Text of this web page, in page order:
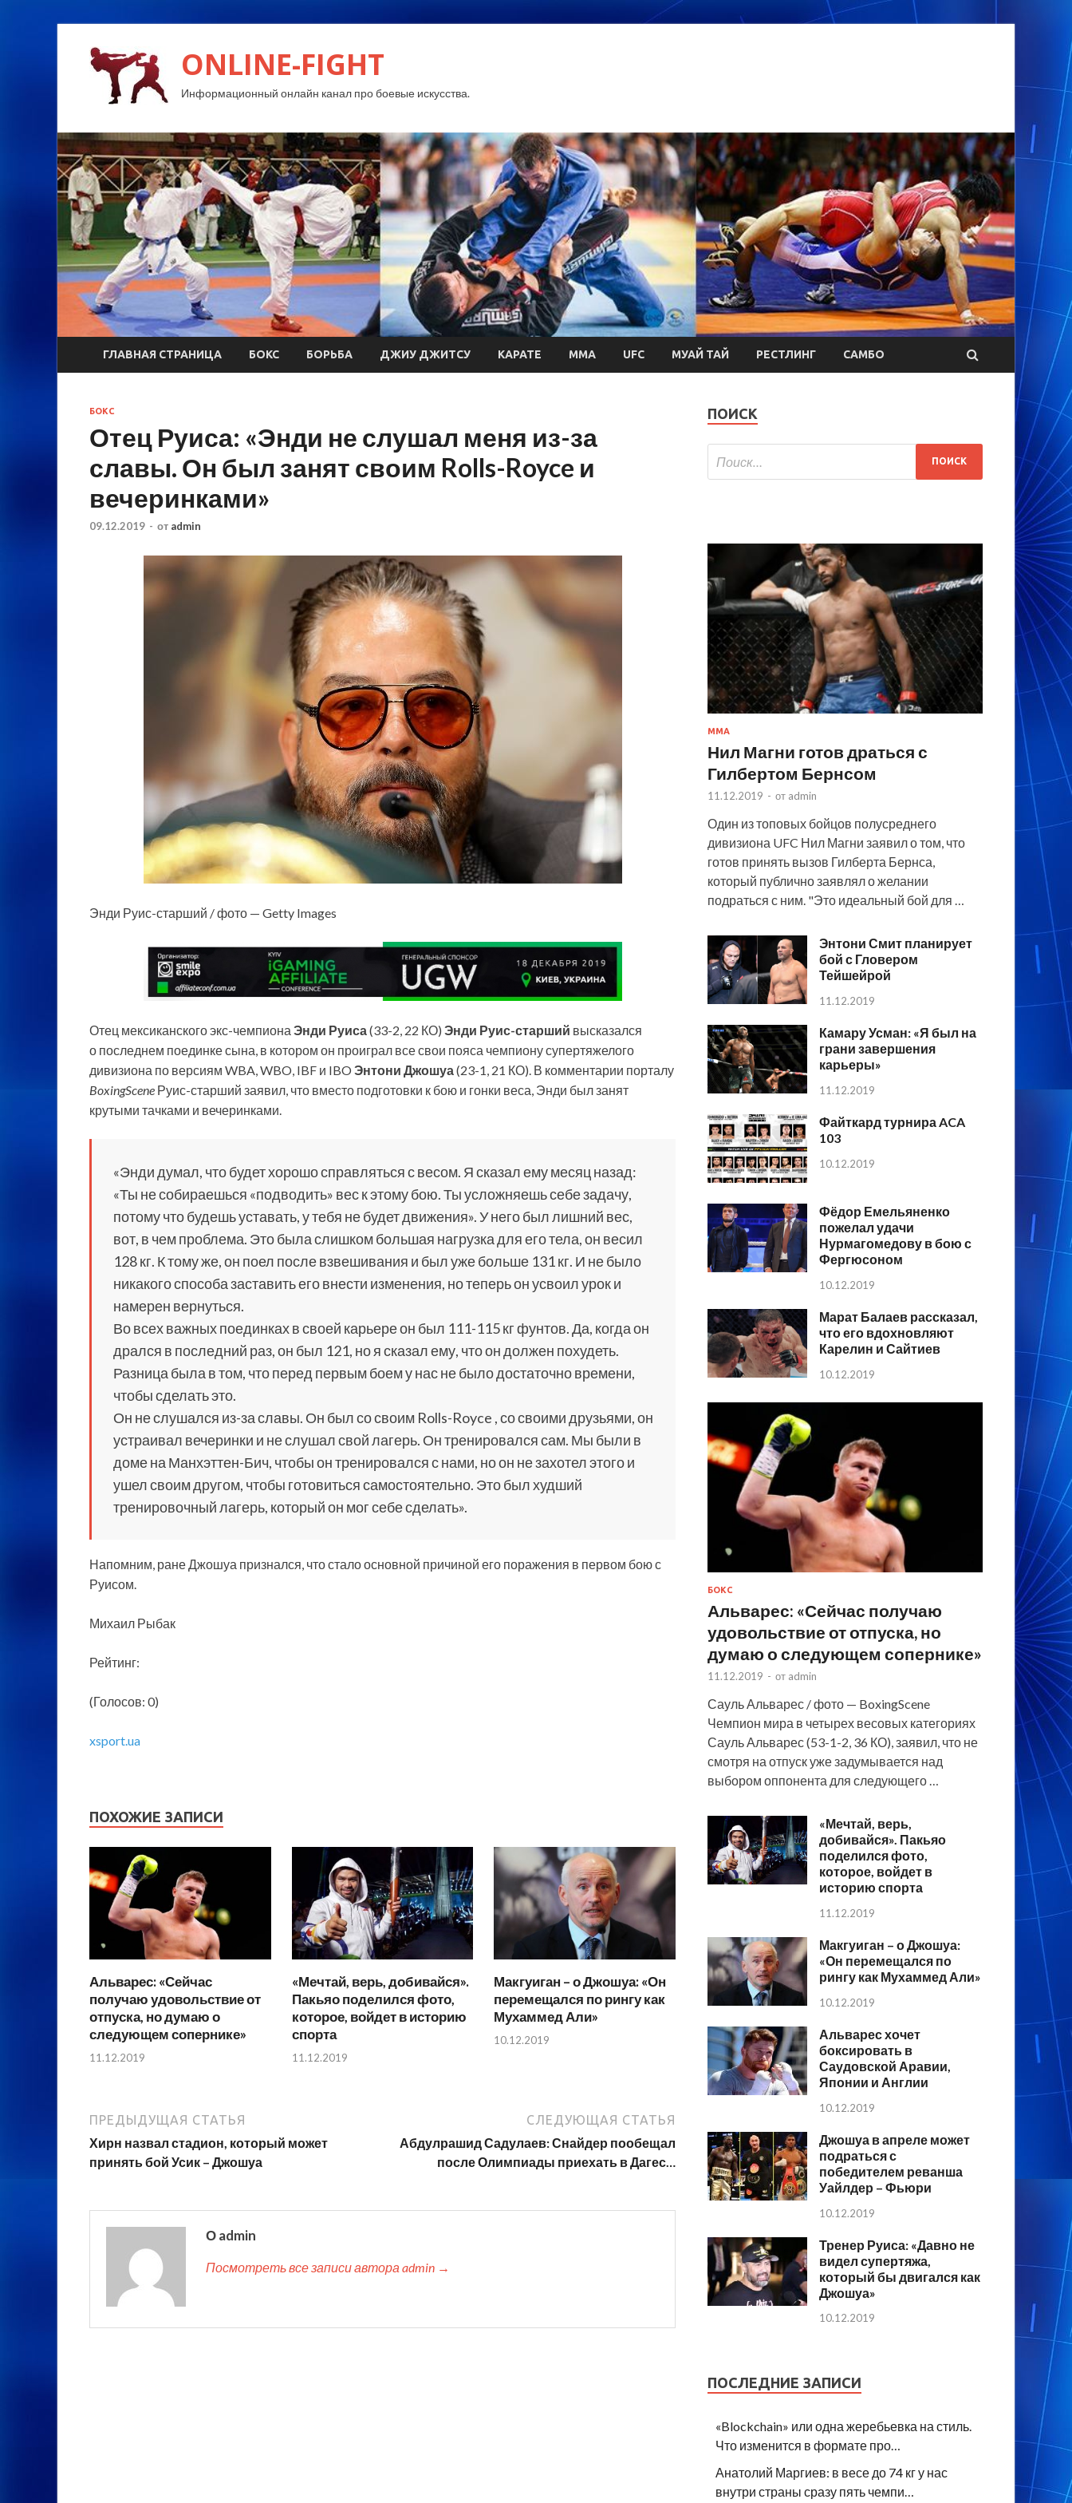
ONLINE-FIGHT
Информационный онлайн канал про боевые искусства.
ГЛАВНАЯ СТРАНИЦА БОКС БОРЬБА ДЖИУ ДЖИТСУ КАРАТЕ MMA UFC МУАЙ ТАЙ РЕСТЛИНГ САМБО
БОКС
Отец Руиса: «Энди не слушал меня из-за
славы. Он был занят своим Rolls-Royce и
вечеринками»
09.12.2019 - от admin
Энди Руис-старший / фото — Getty Images
Отец мексиканского экс-чемпиона Энди Руиса(33-2, 22 КО) Энди Руис-старший высказался
о последнем поединке сына, в котором он проиграл все свои пояса чемпиону супертяжелого
дивизиона по версиям WBA, WBO, IBF и IBO Энтони Джошуа(23-1, 21 КО). В комментарии порталу
BoxingScene Руис-старший заявил, что вместо подготовки к бою и гонки веса, Энди был занят
крутыми тачками и вечеринками.
«Энди думал, что будет хорошо справляться с весом. Я сказал ему месяц назад:
«Ты не собираешься «подводить» вес к этому бою. Ты усложняешь себе задачу,
потому что будешь уставать, у тебя не будет движения». У него был лишний вес,
вот, в чем проблема. Это была слишком большая нагрузка для его тела, он весил
128 кг. К тому же, он поел после взвешивания и был уже больше 131 кг. И не было
никакого способа заставить его внести изменения, но теперь он усвоил урок и
намерен вернуться.
Во всех важных поединках в своей карьере он был 111-115 кг фунтов. Да, когда он
дрался в последний раз, он был 121, но я сказал ему, что он должен похудеть.
Разница была в том, что перед первым боем у нас не было достаточно времени,
чтобы сделать это.
Он не слушался из-за славы. Он был со своим Rolls-Royce , со своими друзьями, он
устраивал вечеринки и не слушал свой лагерь. Он тренировался сам. Мы были в
доме на Манхэттен-Бич, чтобы он тренировался с нами, но он не захотел этого и
ушел своим другом, чтобы готовиться самостоятельно. Это был худший
тренировочный лагерь, который он мог себе сделать».
Напомним, ране Джошуа признался, что стало основной причиной его поражения в первом бою с
Руисом.
Михаил Рыбак
Рейтинг:
(Голосов: 0)
xsport.ua
ПОХОЖИЕ ЗАПИСИ
Альварес: «Сейчас
получаю удовольствие от
отпуска, но думаю о
следующем сопернике»
11.12.2019
«Мечтай, верь, добивайся».
Пакьяо поделился фото,
которое, войдет в историю
спорта
11.12.2019
Макгуиган – о Джошуа: «Он
перемещался по рингу как
Мухаммед Али»
10.12.2019
ПРЕДЫДУЩАЯ СТАТЬЯ
Хирн назвал стадион, который может
принять бой Усик – Джошуа
СЛЕДУЮЩАЯ СТАТЬЯ
Абдулрашид Садулаев: Снайдер пообещал
после Олимпиады приехать в Дагес…
О admin
Посмотреть все записи автора admin →
ПОИСК
MMA
Нил Магни готов драться с
Гилбертом Бернсом
11.12.2019 - от admin
Один из топовых бойцов полусреднего
дивизиона UFC Нил Магни заявил о том, что
готов принять вызов Гилберта Бернса,
который публично заявлял о желании
подраться с ним. "Это идеальный бой для …
Энтони Смит планирует
бой с Гловером
Тейшейрой
11.12.2019
Камару Усман: «Я был на
грани завершения
карьеры»
11.12.2019
Файткард турнира ACA
103
10.12.2019
Фёдор Емельяненко
пожелал удачи
Нурмагомедову в бою с
Фергюсоном
10.12.2019
Марат Балаев рассказал,
что его вдохновляют
Карелин и Сайтиев
10.12.2019
БОКС
Альварес: «Сейчас получаю
удовольствие от отпуска, но
думаю о следующем сопернике»
11.12.2019 - от admin
Сауль Альварес / фото — BoxingScene
Чемпион мира в четырех весовых категориях
Сауль Альварес (53-1-2, 36 КО), заявил, что не
смотря на отпуск уже задумывается над
выбором оппонента для следующего …
«Мечтай, верь,
добивайся». Пакьяо
поделился фото,
которое, войдет в
историю спорта
11.12.2019
Макгуиган – о Джошуа:
«Он перемещался по
рингу как Мухаммед Али»
10.12.2019
Альварес хочет
боксировать в
Саудовской Аравии,
Японии и Англии
10.12.2019
Джошуа в апреле может
подраться с
победителем реванша
Уайлдер – Фьюри
10.12.2019
Тренер Руиса: «Давно не
видел супертяжа,
который бы двигался как
Джошуа»
10.12.2019
ПОСЛЕДНИЕ ЗАПИСИ
«Blockchain» или одна жеребьевка на стиль.
Что изменится в формате про…
Анатолий Маргиев: в весе до 74 кг у нас
внутри страны сразу пять чемпи…